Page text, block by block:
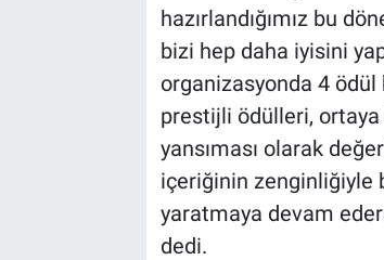
hazırlandığımız bu
bizi hep daha iyisini
organizasyonda 4
prestijli ödülleri, ortaya
yansıması olarak
içeriğinin zenginliğiyle
yaratmaya devam
dedi.